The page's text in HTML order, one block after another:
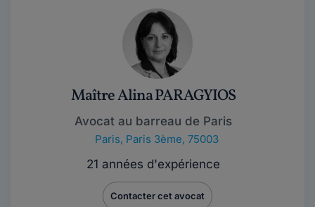
Maître Alina PARAGYIOS
Avocat au barreau de Paris
Paris, Paris 3ème, 75003
21 années d'expérience
Contacter cet avocat